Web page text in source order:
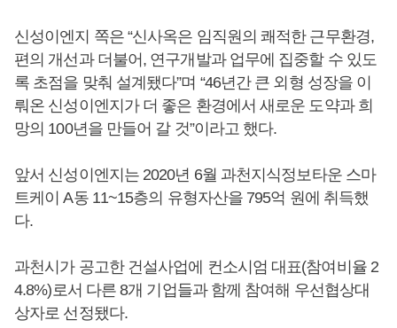
신성이엔지 쪽은 “신사옥은 임직원의 쾌적한 근무환경,
편의 개선과 더불어, 연구개발과 업무에 집중할 수 있도
록 초점을 맞춰 설계됐다”며 “46년간 큰 외형 성장을 이
뤄온 신성이엔지가 더 좋은 환경에서 새로운 도약과 희
망의 100년을 만들어 갈 것”이라고 했다.
앞서 신성이엔지는 2020년 6월 과천지식정보타운 스마
트케이 A동 11~15층의 유형자산을 795억 원에 취득했
다.
과천시가 공고한 건설사업에 컨소시엄 대표(참여비율 2
4.8%)로서 다른 8개 기업들과 함께 참여해 우선협상대
상자로 선정됐다.